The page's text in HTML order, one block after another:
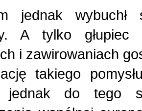
Mozaika na wsi (1)
Mozaika w PDF (47)
Nasza historia (24)
1 (152) 2023 r. (9)
4 (151) 2022 r. (2)
3 (150) 2022 r. (1)
jednak wybuchł
A tylko
i zawirowaniach
takiego
jednak do tego